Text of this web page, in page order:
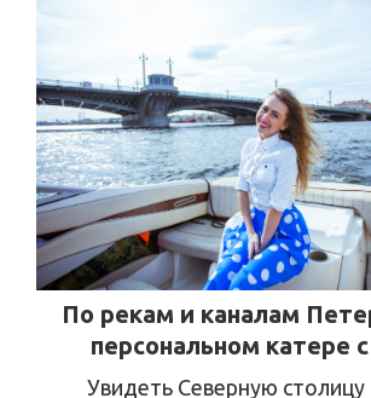
По рекам и каналам
персональном катере
Увидеть Северную столицу